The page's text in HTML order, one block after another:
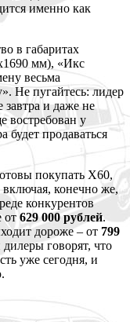
именно как
в габаритах
мм), «Икс
весьма
Не пугайтесь: лидер
и даже не
востребован у
будет продаваться
покупать X60,
включая, конечно же,
конкурентов
от 629 000 рублей.
дороже – от 799
говорят, что
уже сегодня, и